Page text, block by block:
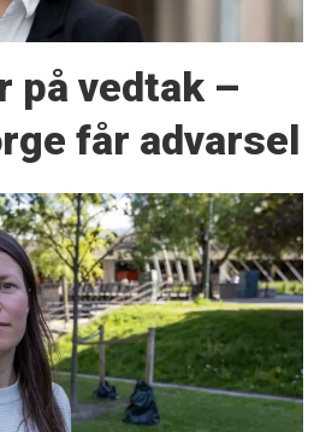
på vedtak –
får advarsel